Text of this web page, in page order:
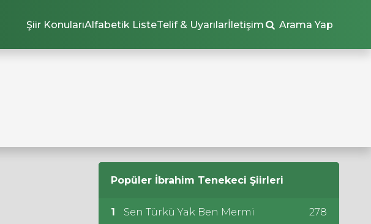
Şiir KonularıAlfabetik ListeTelif & Uyarılarİletişim Arama Yap
Popüler İbrahim Tenekeci Şiirleri
1 Sen Türkü Yak Ben Mermi 278